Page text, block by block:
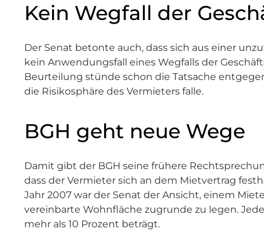
Kein Wegfall der
Der Senat betonte auch, dass sich aus einer
kein Anwendungsfall eines Wegfalls der
Beurteilung stünde schon die Tatsache
die Risikosphäre des Vermieters falle.
BGH geht neue Wege
Damit gibt der BGH seine frühere
dass der Vermieter sich an dem Mietvertrag
Jahr 2007 war der Senat der Ansicht, einem
vereinbarte Wohnfläche zugrunde zu legen.
mehr als 10 Prozent beträgt.